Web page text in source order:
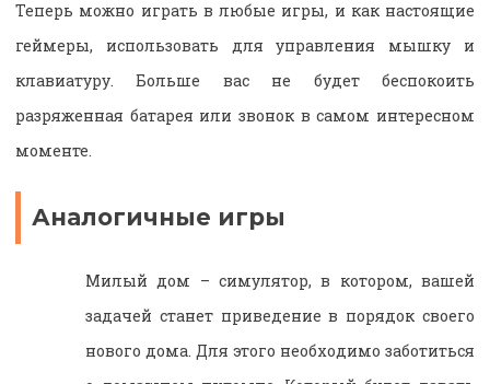
Теперь можно играть в любые игры, и как настоящие
геймеры, использовать для управления мышку и
клавиатуру. Больше вас не будет беспокоить
разряженная батарея или звонок в самом интересном
моменте.
Аналогичные игры
Милый дом – симулятор, в котором, вашей
задачей станет приведение в порядок своего
нового дома. Для этого необходимо заботиться